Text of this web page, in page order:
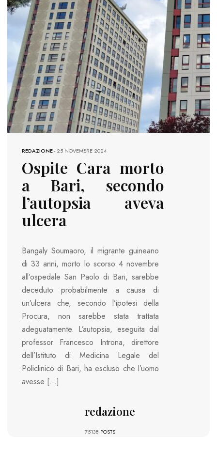
REDAZIONE-25 NOVEMBRE 2024
Ospite Cara morto
a Bari, secondo
l’autopsia aveva
ulcera
Bangaly Soumaoro, il migrante guineano
di 33 anni, morto lo scorso 4 novembre
all’ospedale San Paolo di Bari, sarebbe
deceduto probabilmente a causa di
un’ulcera che, secondo l’ipotesi della
Procura, non sarebbe stata trattata
adeguatamente. L’autopsia, eseguita dal
professor Francesco Introna, direttore
dell’Istituto di Medicina Legale del
Policlinico di Bari, ha escluso che l’uomo
avesse […]
redazione
75138 POSTS